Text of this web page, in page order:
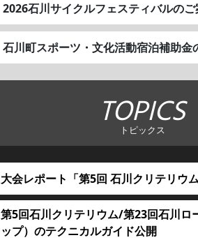
2026石川サイクルフェスティバルのご
石川町スポーツ・文化活動宿泊補助
TOPICS
トピックス
大会レポート「第5回 石川クリテリウム
第5回石川クリテリウム/第23回石川ロ
ップ）のテクニカルガイド公開